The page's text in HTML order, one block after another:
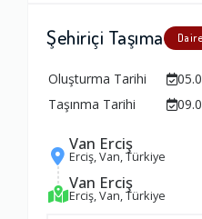
Şehiriçi Taşıma
Oluşturma Tarihi
Taşınma Tarihi
Van Erciş
Erciş, Van, Türkiye
Van Erciş
Erciş, Van, Türkiye